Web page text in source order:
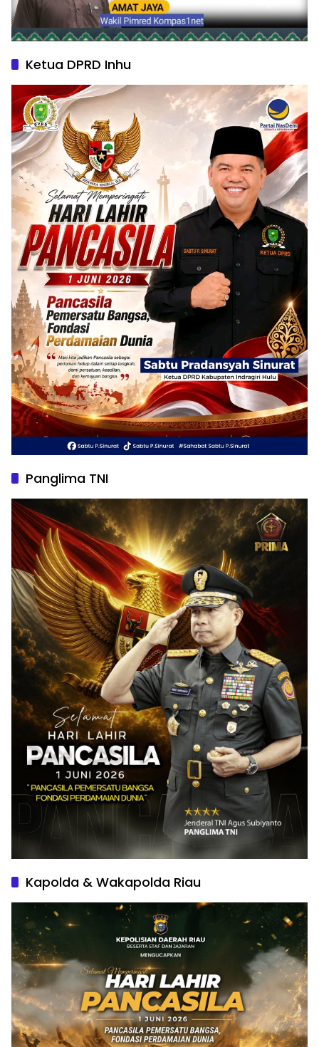
Ketua DPRD Inhu
Panglima TNI
Kapolda & Wakapolda Riau